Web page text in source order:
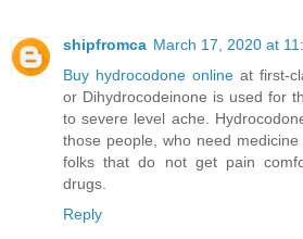
shipfromca March 17, 2020 at
Buy hydrocodone online at first-
or Dihydrocodeinone is used for
to severe level ache.
those people, who need
folks that do not get pain
drugs.
Reply